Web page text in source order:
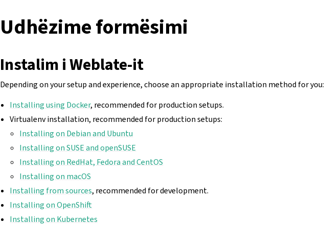
Udhëzime formësimi
Instalim i Weblate-it
Depending on your setup and experience, choose an appropriate installation method for you:
Installing using Docker, recommended for production setups.
Virtualenv installation, recommended for production setups:
Installing on Debian and Ubuntu
Installing on SUSE and openSUSE
Installing on RedHat, Fedora and CentOS
Installing on macOS
Installing from sources, recommended for development.
Installing on OpenShift
Installing on Kubernetes